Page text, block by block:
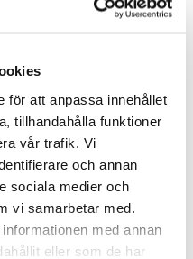
för att anpassa innehållet
tillhandahålla funktioner
vår trafik. Vi
och annan
sociala medier och
vi samarbetar med.
med annan
eller som de har
system leder ofta
produktionen.
med
procedurer och spridda
och kontaktade
omvandlingsprojekt